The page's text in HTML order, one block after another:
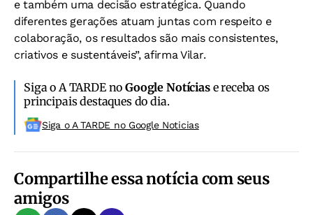
e também uma decisão estratégica. Quando
diferentes gerações atuam juntas com respeito e
colaboração, os resultados são mais consistentes,
criativos e sustentáveis”, afirma Vilar.
Siga o A TARDE noGoogle Notíciase receba os
principais destaques do dia.
Siga o A TARDE no Google Noticias
Compartilhe essa notícia com seus
amigos